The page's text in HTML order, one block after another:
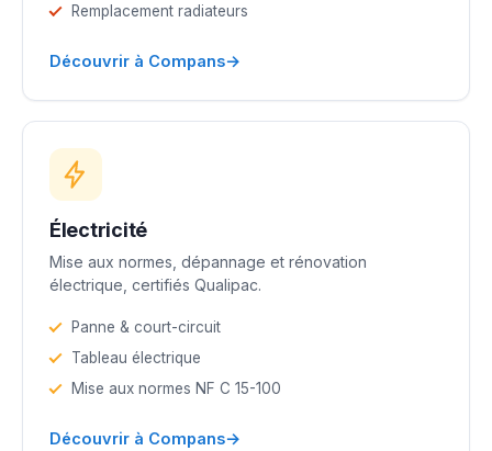
Remplacement radiateurs
Découvrir à Compans→
Électricité
Mise aux normes, dépannage et rénovation
électrique, certifiés Qualipac.
Panne & court-circuit
Tableau électrique
Mise aux normes NF C 15-100
Découvrir à Compans→